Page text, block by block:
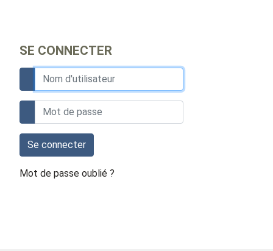
SE CONNECTER
Se connecter
Mot de passe oublié ?